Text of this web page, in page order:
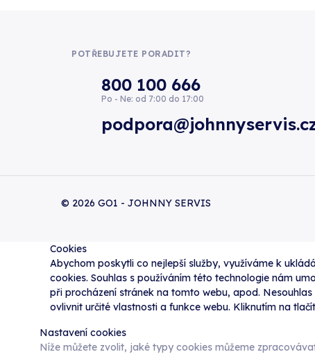
POTŘEBUJETE PORADIT?
800 100 666
Po - Ne: od 7:00 do 17:00
© 2026 GO1 - JOHNNY SERVIS
Cookies
Abychom poskytli co nejlepší služby, využíváme k
cookies. Souhlas s používáním této technologie nám
při procházení stránek na tomto webu, apod.
ovlivnit určité vlastnosti a funkce webu. Kliknutím na
Nastavení cookies
Níže můžete zvolit, jaké typy cookies můžeme